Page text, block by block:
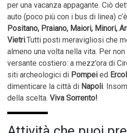
per una vacanza appagante. Ciò
auto (poco più con i bus di linea)
Positano, Praiano, Maiori, Minori,
Vietri.Tutti posti meravigliosi che
almeno una volta nella vita. Per non
versante costiero: a mezz’ora di
siti archeologici di Pompei ed
dimenticare la città di Napoli.
della scelta. Viva Sorrento!